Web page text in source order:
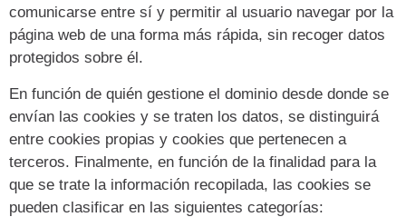
comunicarse entre sí y permitir al usuario navegar por la
página web de una forma más rápida, sin recoger datos
protegidos sobre él.
En función de quién gestione el dominio desde donde se
envían las cookies y se traten los datos, se distinguirá
entre cookies propias y cookies que pertenecen a
terceros. Finalmente, en función de la finalidad para la
que se trate la información recopilada, las cookies se
pueden clasificar en las siguientes categorías: